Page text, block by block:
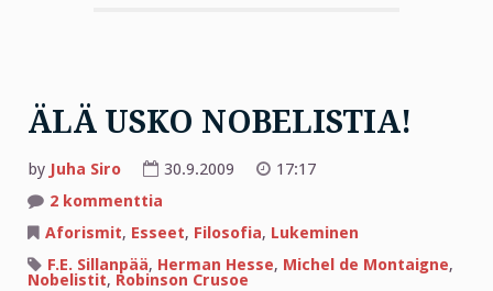
ÄLÄ USKO NOBELISTIA!
by Juha Siro 30.9.2009
17:17
2 kommenttia
USKO
NOBELISTIA!
Aforismit, Esseet, Filosofia, Lukeminen
F.E. Sillanpää, Herman Hesse, Michel de Montaigne,
Nobelistit, Robinson Crusoe